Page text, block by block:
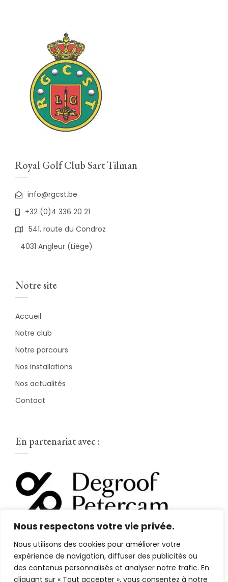
Nous respectons votre vie privée.
Nous utilisons des cookies pour améliorer votre
expérience de navigation, diffuser des publicités ou
des contenus personnalisés et analyser notre trafic. En
cliquant sur « Tout accepter », vous consentez à notre
Royal Golf Club Sart Tilman
info@rgcst.be
+32 (0)4 336 20 21
541, route du Condroz
4031 Angleur (Liège)
Notre site
Accueil
Notre club
Notre parcours
Nos installations
Nos actualités
Contact
En partenariat avec :